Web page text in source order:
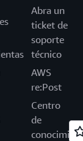
Abra un
ticket de
soporte
técnico
AWS
re:Post
Centro
de